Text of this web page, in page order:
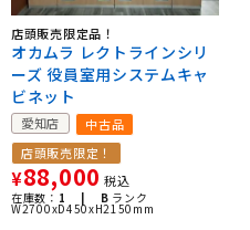
店頭販売限定品！
オカムラ レクトラインシリ
ーズ 役員室用システムキャ
ビネット
愛知店
中古品
店頭販売限定！
¥88,000 税込
在庫数： 1 | B ランク
W2700xD450xH2150mm